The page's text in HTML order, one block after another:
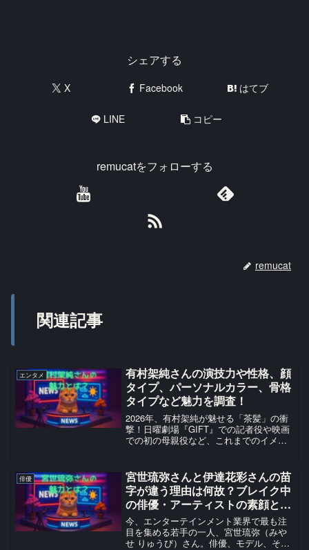
シェアする
X Facebook はてブ
LINE コピー
remucatをフォローする
remucat
関連記事
エンタメ
有村架純さんの演技力や性格、顔
タイプ、パーソナルカラー、骨格
タイプなど魅力を調査！
2026年、有村架純が魅せる「茶髪」の衝
撃！日曜劇場『GIFT』での記者役や映画
での初の母親役など、これまでのイメー
俳優
宮世琉弥さんと伊達花彩さんの苗
字が違う理由は何故？ブレイク中
の俳優・アーティストの素顔と家
族愛を調査
今、エンターテインメント業界で最も注
目を集める若手の一人、宮世琉弥（みや
せ りゅうび）さん。俳優、モデル、そし